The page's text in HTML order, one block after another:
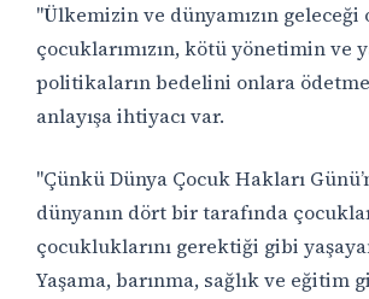
"Ülkemizin ve dünyamızın geleceği
çocuklarımızın, kötü yönetimin ve
politikaların bedelini onlara
anlayışa ihtiyacı var.
"Çünkü Dünya Çocuk Hakları
dünyanın dört bir tarafında
çocukluklarını gerektiği gibi
Yaşama, barınma, sağlık ve eğitim